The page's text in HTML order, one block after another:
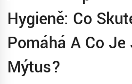
Hygieně: Co
Pomáhá A Co Je
Mýtus?